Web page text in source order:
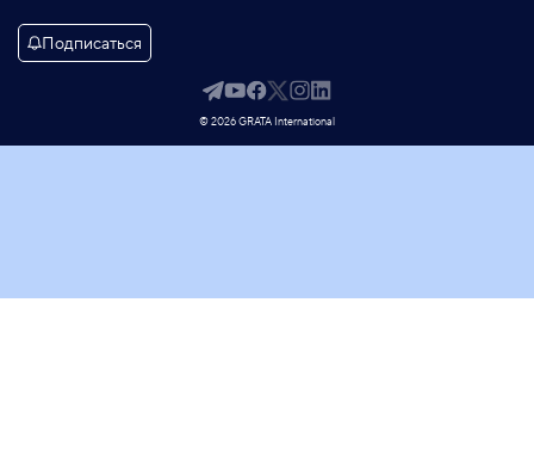
Подписаться
© 2026 GRATA International